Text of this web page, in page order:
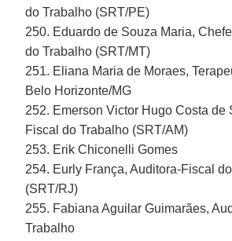
do Trabalho (SRT/PE)
250. Eduardo de Souza Maria,
do Trabalho (SRT/MT)
251. Eliana Maria de Moraes,
Belo Horizonte/MG
252. Emerson Victor Hugo Costa de
Fiscal do Trabalho (SRT/AM)
253. Erik Chiconelli Gomes
254. Eurly França, Auditora-Fiscal
(SRT/RJ)
255. Fabiana Aguilar Guimarães,
Trabalho